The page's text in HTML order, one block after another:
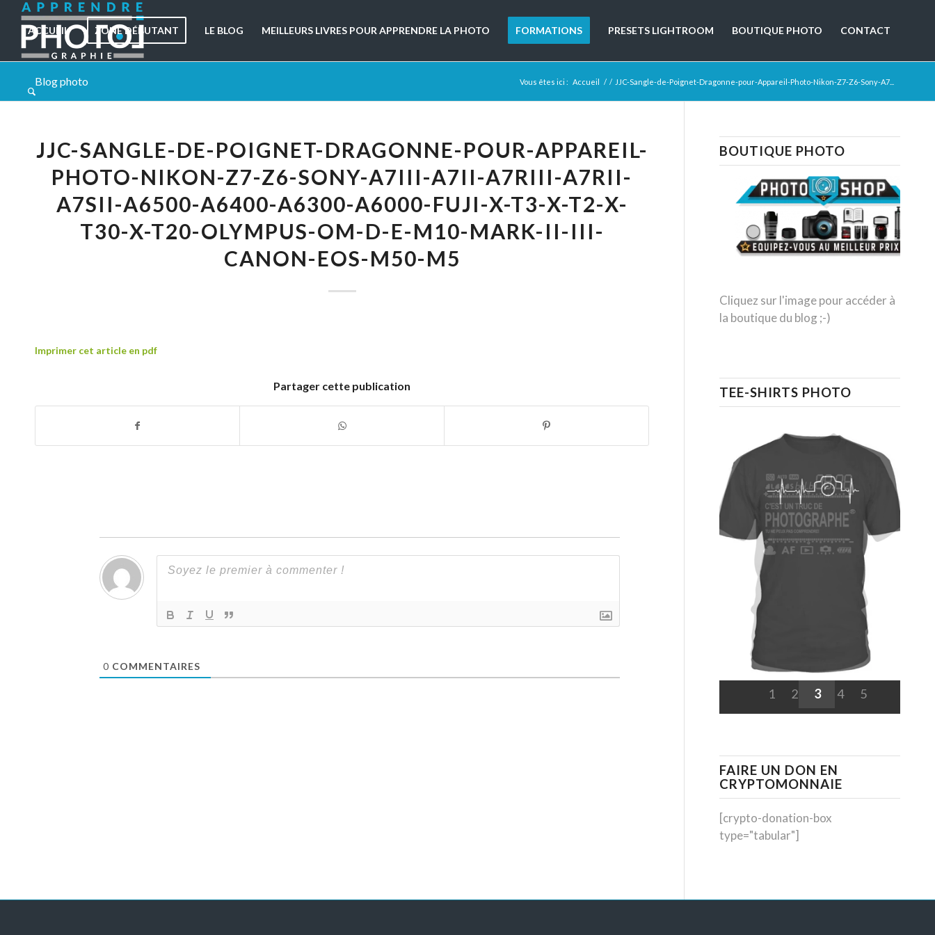
ACCUEIL ZONE DÉBUTANT LE BLOG MEILLEURS LIVRES POUR APPRENDRE LA PHOTO FORMATIONS PRESETS LIGHTROOM BOUTIQUE PHOTO CONTACT
Blog photo Vous êtes ici : Accueil / / JJC-Sangle-de-Poignet-Dragonne-pour-Appareil-Photo-Nikon-Z7-Z6-Sony-A7...
JJC-SANGLE-DE-POIGNET-DRAGONNE-POUR-APPAREIL-
PHOTO-NIKON-Z7-Z6-SONY-A7III-A7II-A7RIII-A7RII-
A7SII-A6500-A6400-A6300-A6000-FUJI-X-T3-X-T2-X-
T30-X-T20-OLYMPUS-OM-D-E-M10-MARK-II-III-
CANON-EOS-M50-M5
Imprimer cet article en pdf
Partager cette publication
0 COMMENTAIRES
BOUTIQUE PHOTO
Cliquez sur l'image pour accéder à
la boutique du blog ;-)
TEE-SHIRTS PHOTO
1 2 3 4 5
FAIRE UN DON EN
CRYPTOMONNAIE
[crypto-donation-box
type="tabular"]